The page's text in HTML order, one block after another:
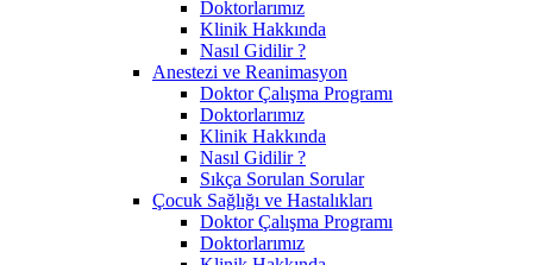
Doktorlarımız
Klinik Hakkında
Nasıl Gidilir ?
Anestezi ve Reanimasyon
Doktor Çalışma Programı
Doktorlarımız
Klinik Hakkında
Nasıl Gidilir ?
Sıkça Sorulan Sorular
Çocuk Sağlığı ve Hastalıkları
Doktor Çalışma Programı
Doktorlarımız